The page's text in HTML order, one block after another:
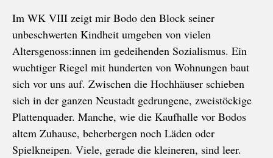
Im WK VIII zeigt mir Bodo den Block seiner
unbeschwerten Kindheit umgeben von vielen
Altersgenoss:innen im gedeihenden Sozialismus. Ein
wuchtiger Riegel mit hunderten von Wohnungen baut
sich vor uns auf. Zwischen die Hochhäuser schieben
sich in der ganzen Neustadt gedrungene, zweistöckige
Plattenquader. Manche, wie die Kaufhalle vor Bodos
altem Zuhause, beherbergen noch Läden oder
Spielkneipen. Viele, gerade die kleineren, sind leer.